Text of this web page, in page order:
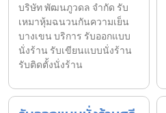
บริษัท พัฒนภูวดล จำกัด รับ
เหมาหุ้มฉนวนกันความเย็น
บางเขน บริการ รับออกแบบ
นั่งร้าน รับเขียนแบบนั่งร้าน
รับติดตั้งนั่งร้าน